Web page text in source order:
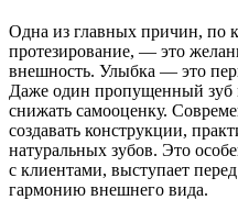
Одна из главных причин, по
протезирование, — это
внешность. Улыбка — это
Даже один пропущенный зуб
снижать самооценку.
создавать конструкции,
натуральных зубов. Это
с клиентами, выступает
гармонию внешнего вида.